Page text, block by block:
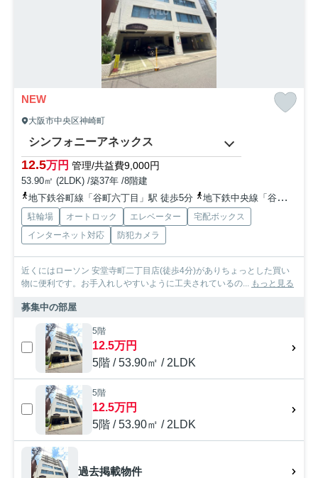
NEW
大阪市中央区神崎町
シンフォニーアネックス
12.5万円 管理/共益費9,000円
53.90㎡ (2LDK) /築37年 /8階建
地下鉄谷町線「谷町六丁目」駅 徒歩5分
地下鉄中央線「谷町四丁目」駅 徒歩9分
駐輪場 オートロック エレベーター
宅配ボックス
インターネット対応
防犯カメラ
近くにはローソン 安堂寺町二丁目店(徒歩4分)がありちょっとした買い
物に便利です。お手入れしやすいように工夫されているの...
もっと見る
募集中の部屋
5階
12.5万円
5階 / 53.90㎡ / 2LDK
5階
12.5万円
5階 / 53.90㎡ / 2LDK
過去掲載物件